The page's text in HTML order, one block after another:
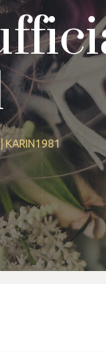
KARIN1981